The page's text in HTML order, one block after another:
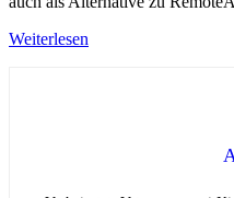
Weiterlesen